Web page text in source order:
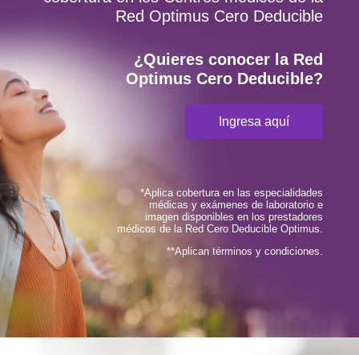
Red Optimus Cero Deducible
¿Quieres conocer la Red
Optimus Cero Deducible?
Ingresa aquí
*Aplica cobertura en las especialidades
médicas y exámenes de laboratorio e
imagen disponibles en los prestadores
médicos de la Red Cero Deducible Optimus.
**Aplican términos y condiciones.